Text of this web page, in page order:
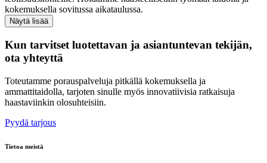
kokemuksella sovitussa aikataulussa.
Kun tarvitset luotettavan ja asiantuntevan tekijän,
ota yhteyttä
Toteutamme porauspalveluja pitkällä kokemuksella ja
ammattitaidolla, tarjoten sinulle myös innovatiivisia ratkaisuja
haastaviinkin olosuhteisiin.
Pyydä tarjous
Tietoa meistä